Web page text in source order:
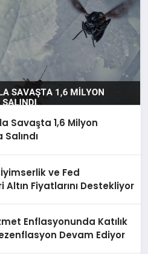
Savaşta 1,6 Milyon
ve Fed
Altın Fiyatlarını Destekliyor
Enflasyonunda Katılık
Devam Ediyor